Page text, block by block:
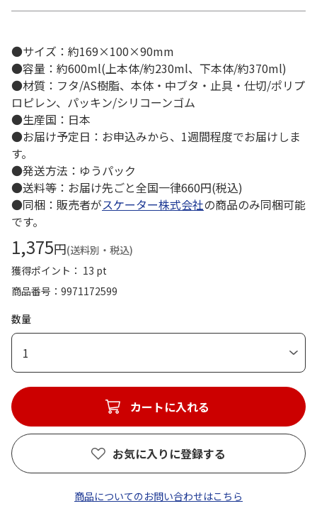
●サイズ：約169×100×90mm
●容量：約600ml(上本体/約230ml、下本体/約370ml)
●材質：フタ/AS樹脂、本体・中ブタ・止具・仕切/ポリプ
ロピレン、パッキン/シリコーンゴム
●生産国：日本
●お届け予定日：お申込みから、1週間程度でお届けしま
す。
●発送方法：ゆうパック
●送料等：お届け先ごと全国一律660円(税込)
●同梱：販売者がスケーター株式会社の商品のみ同梱可能
です。
1,375円(送料別・税込)
獲得ポイント： 13 pt
商品番号
9971172599
数量
1
カートに入れる
お気に入りに登録する
商品についてのお問い合わせはこちら